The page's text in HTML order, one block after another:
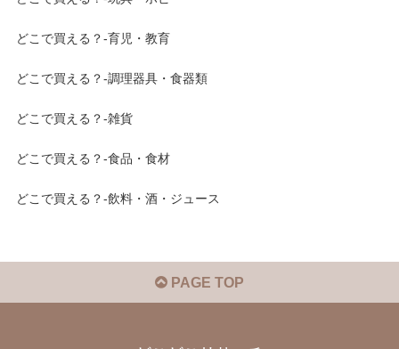
どこで買える？-育児・教育
どこで買える？-調理器具・食器類
どこで買える？-雑貨
どこで買える？-食品・食材
どこで買える？-飲料・酒・ジュース
PAGE TOP